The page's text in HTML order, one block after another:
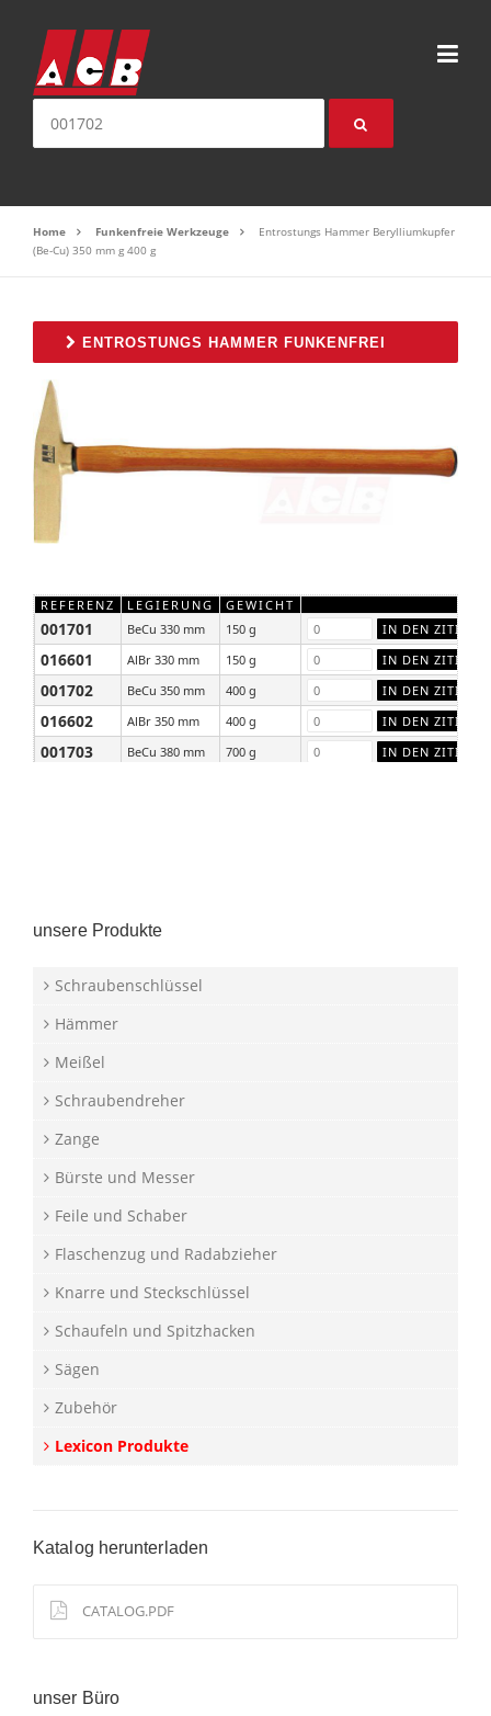
Home Funkenfreie Werkzeuge
Entrostungs Hammer Berylliumkupfer
(Be-Cu) 350 mm g 400 g
ENTROSTUNGS HAMMER FUNKENFREI
REFERENZ LEGIERUNG GEWICHT
001701 BeCu 330 mm 150 g
016601 AlBr 330 mm 150 g
001702 BeCu 350 mm 400 g
016602 AlBr 350 mm 400 g
001703 BeCu 380 mm 700 g
unsere Produkte
Schraubenschlüssel
Hämmer
Meißel
Schraubendreher
Zange
Bürste und Messer
Feile und Schaber
Flaschenzug und Radabzieher
Knarre und Steckschlüssel
Schaufeln und Spitzhacken
Sägen
Zubehör
Lexicon Produkte
Katalog herunterladen
CATALOG.PDF
unser Büro